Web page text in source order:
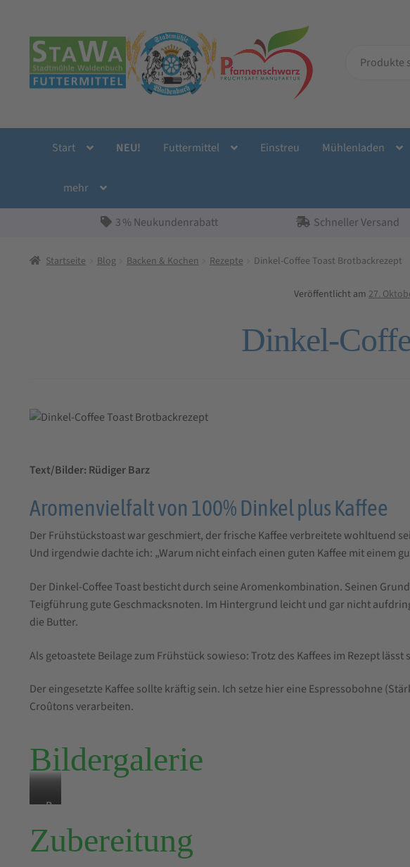
Navigation
springen
Inhalt
springen
nach:
Start NEU! Futtermittel Einstreu Mühlenladen
mehr
3 % Neukundenrabatt Schneller Versand
Startseite Blog Backen & Kochen Rezepte Dinkel-Coffee Toast Brotbackrezept
Veröffentlicht am 27.
Dinkel-
Text/Bilder: Rüdiger Barz
Aromenvielfalt von 100% Dinkel plus Kaffee
Der Frühstückstoast war geschmiert, der frische Kaffee verbreitete wohltuend
Und irgendwie dachte ich: „Warum nicht einfach einen guten Kaffee mit einem
Der Dinkel-Coffee Toast besticht durch seine Aromenkombination. Seinen
Teigführung gute Geschmacksnoten. Im Hintergrund leicht und gar nicht
die Butter.
Als getoastete Beilage zum Frühstück sowieso: Trotz des Kaffees im Rezept
Der eingesetzte Kaffee sollte kräftig sein. Ich setze hier eine Espressobohne
Croûtons verarbeiten.
Bildergalerie
K
u
K
u
B
c
Zubereitung